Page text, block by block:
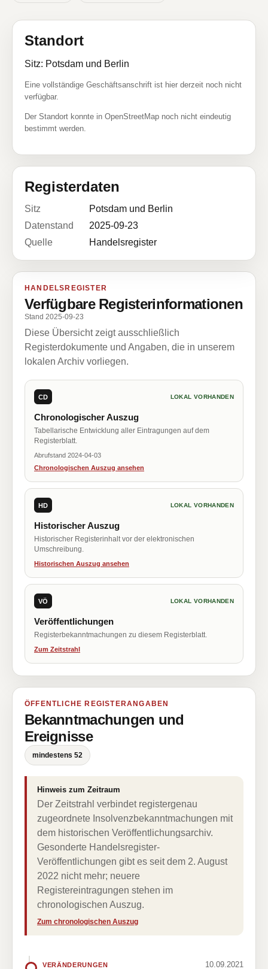
Standort
Sitz: Potsdam und Berlin
Eine vollständige Geschäftsanschrift ist hier derzeit noch nicht
verfügbar.
Der Standort konnte in OpenStreetMap noch nicht eindeutig
bestimmt werden.
Registerdaten
Sitz
Potsdam und Berlin
Datenstand
2025-09-23
Quelle
Handelsregister
HANDELSREGISTER
Verfügbare Registerinformationen
Stand 2025-09-23
Diese Übersicht zeigt ausschließlich
Registerdokumente und Angaben, die in unserem
lokalen Archiv vorliegen.
CD LOKAL VORHANDEN
Chronologischer Auszug
Tabellarische Entwicklung aller Eintragungen auf dem
Registerblatt.
Abrufstand 2024-04-03
Chronologischen Auszug ansehen
HD LOKAL VORHANDEN
Historischer Auszug
Historischer Registerinhalt vor der elektronischen
Umschreibung.
Historischen Auszug ansehen
VÖ LOKAL VORHANDEN
Veröffentlichungen
Registerbekanntmachungen zu diesem Registerblatt.
Zum Zeitstrahl
ÖFFENTLICHE REGISTERANGABEN
Bekanntmachungen und
Ereignisse
mindestens 52
Hinweis zum Zeitraum
Der Zeitstrahl verbindet registergenau
zugeordnete Insolvenzbekanntmachungen mit
dem historischen Veröffentlichungsarchiv.
Gesonderte Handelsregister-
Veröffentlichungen gibt es seit dem 2. August
2022 nicht mehr; neuere
Registereintragungen stehen im
chronologischen Auszug.
Zum chronologischen Auszug
VERÄNDERUNGEN 10.09.2021